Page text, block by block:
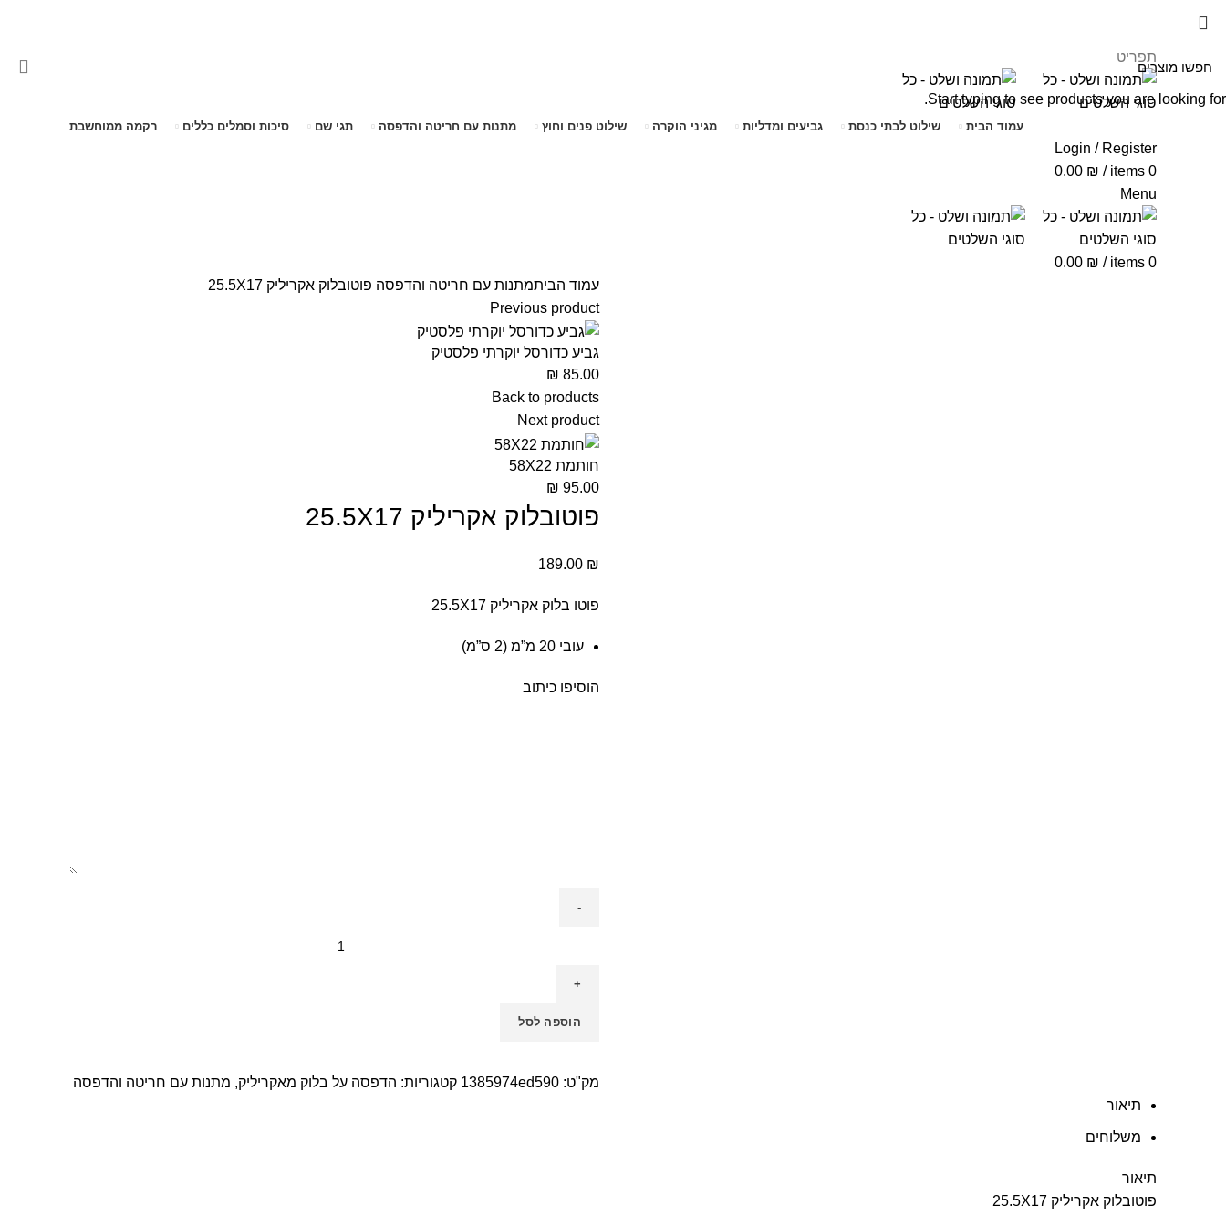
תפריט
עמוד הבית שילוט לבתי כנסת גביעים ומדליות מגיני הוקרה שילוט פנים וחוץ מתנות עם חריטה והדפסה תגי שם סיכות וסמלים כללים רקמה ממוחשבת
Login / Register
0
items
/
0.00 ₪
Menu
0
items
/
0.00 ₪
עמוד הביתמתנות עם חריטה והדפסה פוטובלוק אקריליק 25.5X17
Previous product
גביע כדורסל יוקרתי פלסטיק
85.00
₪
Back to products
Next product
חותמת 58X22
95.00
₪
פוטובלוק אקריליק 25.5X17
189.00 ₪
פוטו בלוק אקריליק 25.5X17
עובי 20 מ”מ (2 ס”מ)
הוסיפו כיתוב
הוספה לסל
מק"ט: 1385974ed590 קטגוריות: הדפסה על בלוק מאקריליק, מתנות עם חריטה והדפסה
תיאור
משלוחים
תיאור
פוטובלוק אקריליק 25.5X17
Start typing to see products you are looking for.